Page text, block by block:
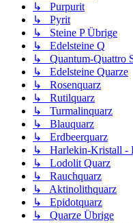
↳ Purpurit
↳ Pyrit
↳ Steine P Übrige
↳ Edelsteine Q
↳ Quantum-Quattro
↳ Edelsteine Quarze
↳ Rosenquarz
↳ Rutilquarz
↳ Turmalinquarz
↳ Blauquarz
↳ Erdbeerquarz
↳ Harlekin-Kristall -
↳ Lodolit Quarz
↳ Rauchquarz
↳ Aktinolithquarz
↳ Epidotquarz
↳ Quarze Übrige